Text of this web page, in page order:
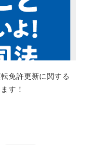
免許更新に関する
す！